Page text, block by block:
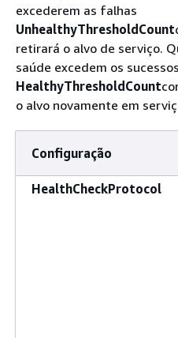
excederem as falhas
UnhealthyThresholdCount
retirará o alvo de serviço.
saúde excedem os sucessos
HealthyThresholdCount
o alvo novamente em
Configuração
HealthCheckProtocol